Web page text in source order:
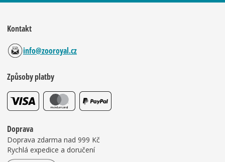
Kontakt
info@zooroyal.cz
Způsoby platby
Doprava
Doprava zdarma nad 999 Kč
Rychlá expedice a doručení